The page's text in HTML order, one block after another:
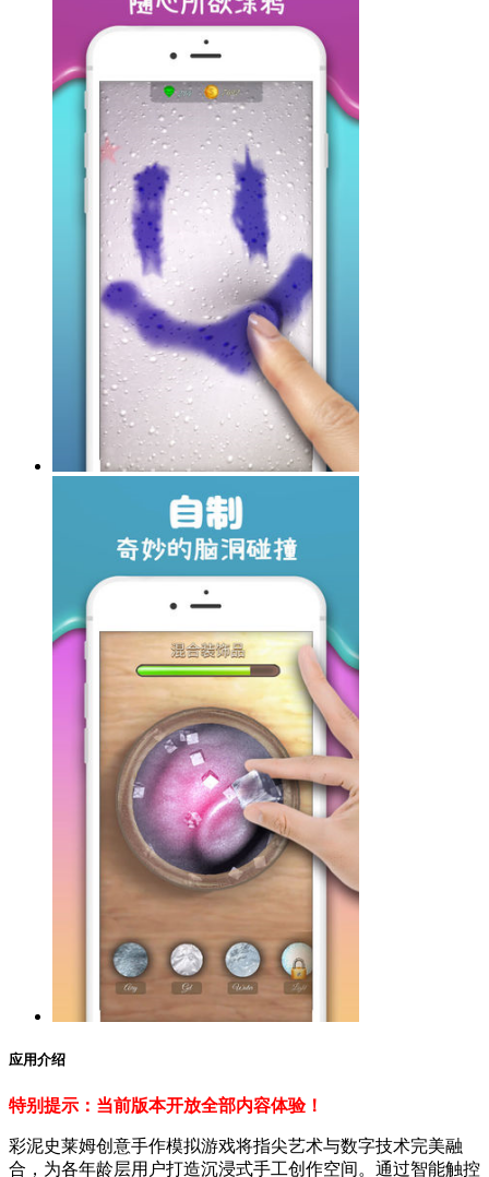
应用介绍
特别提示：当前版本开放全部内容体验！
彩泥史莱姆创意手作模拟游戏将指尖艺术与数字技术完美融
合，为各年龄层用户打造沉浸式手工创作空间。通过智能触控